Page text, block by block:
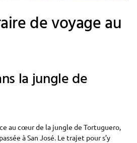
de voyage au
la jungle de
au cœur de la jungle de Tortuguero,
à San José. Le trajet pour s’y